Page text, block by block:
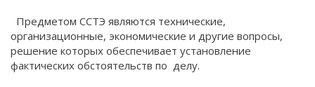
Предметом ССТЭ являются технические,
организационные, экономические и другие вопросы,
решение которых обеспечивает установление
фактических обстоятельств по делу.